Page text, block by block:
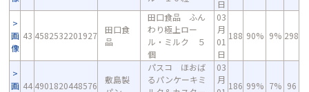
日
画
像
43 4582532201927
田口食
品
田口食品 ふん
わり極上ロー
ル・ミルク ５
個
03
月
01
日
188 90% 9% 298
画 44 4901820448576
敷島製
パスコ ほおば
るパンケーキミ
03
月
186 99% 7% 96